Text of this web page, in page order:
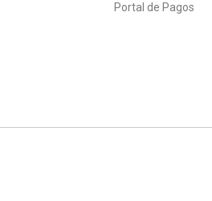
Portal de Pagos